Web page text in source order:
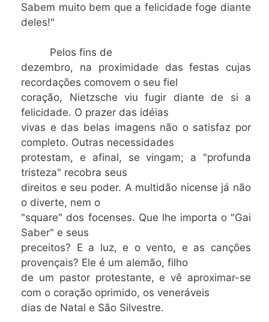
Sabem muito bem que a felicidade foge diante
deles!"
Pelos fins de
dezembro, na proximidade das festas cujas
recordações comovem o seu fiel
coração, Nietzsche viu fugir diante de si a
felicidade. O prazer das idéias
vivas e das belas imagens não o satisfaz por
completo. Outras necessidades
protestam, e afinal, se vingam; a "profunda
tristeza" recobra seus
direitos e seu poder. A multidão nicense já não
o diverte, nem o
"square" dos focenses. Que lhe importa o "Gai
Saber" e seus
preceitos? E a luz, e o vento, e as canções
provençais? Ele é um alemão, filho
de um pastor protestante, e vê aproximar-se
com o coração oprimido, os veneráveis
dias de Natal e São Silvestre.